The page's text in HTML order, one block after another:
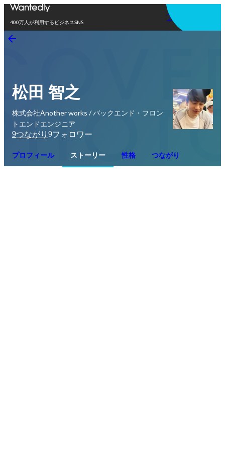
400万人が利用するビジネスSNS
アプリを使う
松田 智之
株式会社Another works / バックエンド・フロン
トエンドエンジニア
9つながり 9フォロワー
プロフィール ストーリー 性格 つながり